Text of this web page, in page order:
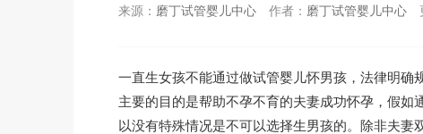
来源： 磨丁试管婴儿中心 作者： 磨丁试管婴儿中心
一直生女孩不能通过做试管婴儿怀男孩，法律明
主要的目的是帮助不孕不育的夫妻成功怀孕，假
以没有特殊情况是不可以选择生男孩的。除非夫